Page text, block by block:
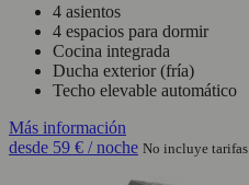
4 asientos
4 espacios para dormir
Cocina integrada
Ducha exterior (fría)
Techo elevable automático
Más información
desde 59 € / noche No incluye tarifas